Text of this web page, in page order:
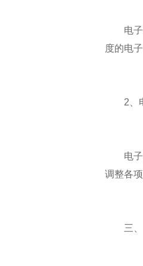
电子枪
度的电
2、电
电子枪
调整各
三、